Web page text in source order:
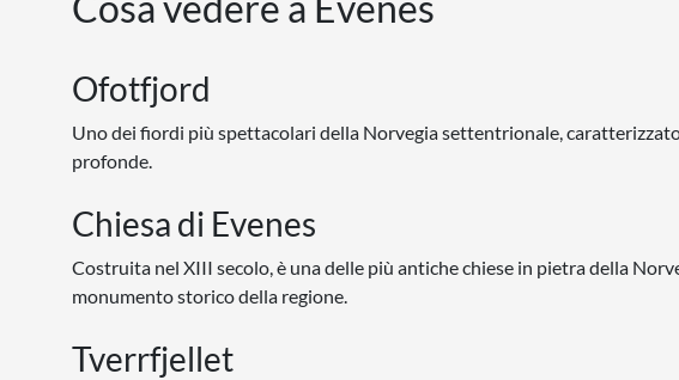
Ofotfjord
Uno dei fiordi più spettacolari della Norvegia settentrionale,
profonde.
Chiesa di Evenes
Costruita nel XIII secolo, è una delle più antiche chiese in pietra della
monumento storico della regione.
Tverrfjellet